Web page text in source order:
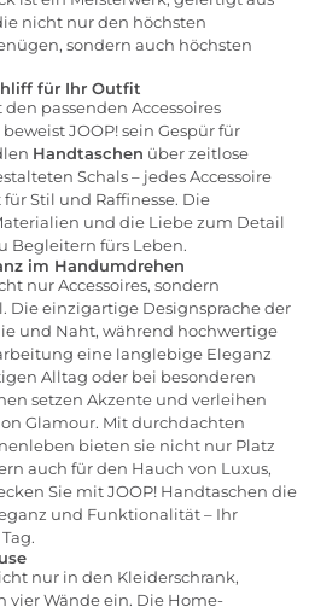
nicht nur den höchsten
sondern auch höchsten
für Ihr Outfit
passenden Accessoires
JOOP! sein Gespür für
Handtaschen über zeitlose
Schals – jedes Accessoire
Stil und Raffinesse. Die
und die Liebe zum Detail
Begleitern fürs Leben.
im Handumdrehen
nur Accessoires, sondern
Die einzigartige Designsprache der
und Naht, während hochwertige
eine langlebige Eleganz
Alltag oder bei besonderen
setzen Akzente und verleihen
Glamour. Mit durchdachten
bieten sie nicht nur Platz
auch für den Hauch von Luxus,
Sie mit JOOP! Handtaschen die
und Funktionalität – Ihr
nur in den Kleiderschrank,
vier Wände ein. Die Home-